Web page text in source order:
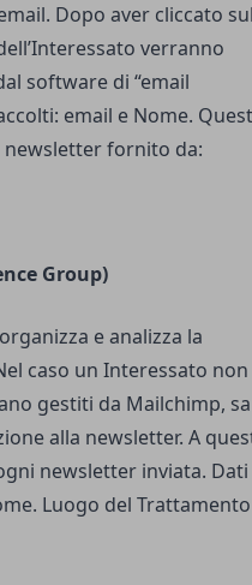
Dopo aver cliccato
verranno
software di “email
email e Nome.
newsletter fornito da:
Group)
e analizza la
caso un Interessato non
gestiti da Mailchimp,
alla newsletter. A
newsletter inviata. Dati
Luogo del